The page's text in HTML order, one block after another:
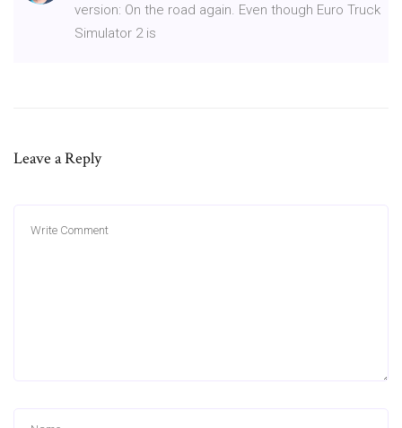
version: On the road again. Even though Euro Truck
Simulator 2 is
Leave a Reply